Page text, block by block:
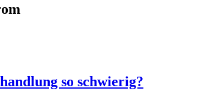
so schwierig?